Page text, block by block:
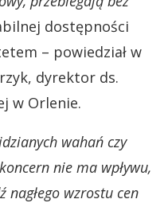
dostępności
– powiedział w
dyrektor ds.
w Orlenie.
wahań czy
nie ma wpływu,
wzrostu cen